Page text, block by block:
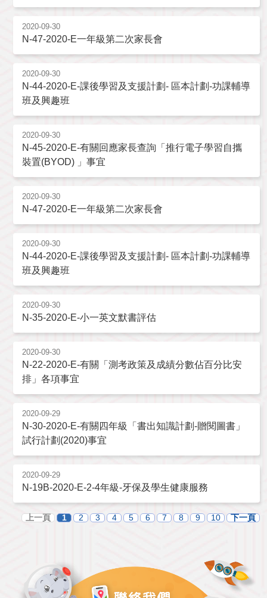
2020-09-30
N-47-2020-E一年級第二次家長會
2020-09-30
N-44-2020-E-課後學習及支援計劃- 區本計劃-功課輔導
班及興趣班
2020-09-30
N-45-2020-E-有關回應家長查詢「推行電子學習自攜
裝置(BYOD) 」事宜
2020-09-30
N-47-2020-E一年級第二次家長會
2020-09-30
N-44-2020-E-課後學習及支援計劃- 區本計劃-功課輔導
班及興趣班
2020-09-30
N-35-2020-E-小一英文默書評估
2020-09-30
N-22-2020-E-有關「測考政策及成績分數佔百分比安
排」各項事宜
2020-09-29
N-30-2020-E-有關四年級「書出知識計劃-贈閱圖書」
試行計劃(2020)事宜
2020-09-29
N-19B-2020-E-2-4年級-牙保及學生健康服務
上一頁 1 2 3 4 5 6 7 8 9 10 下一頁